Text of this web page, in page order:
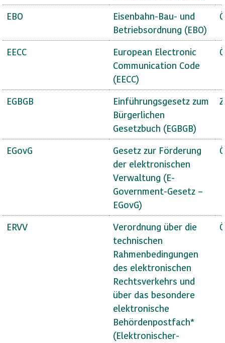
EBO
Eisenbahn-Bau- und
Betriebsordnung (EBO)
EECC
European Electronic
Communication Code
(EECC)
EGBGB
Einführungsgesetz zum
Bürgerlichen
Gesetzbuch (EGBGB)
EGovG
Gesetz zur Förderung
der elektronischen
Verwaltung (E-
Government-Gesetz –
EGovG)
ERVV
Verordnung über die
technischen
Rahmenbedingungen
des elektronischen
Rechtsverkehrs und
über das besondere
elektronische
Behördenpostfach*
(Elektronischer-